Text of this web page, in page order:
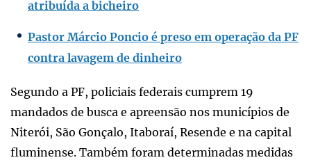
atribuída a bicheiro
Pastor Márcio Poncio é preso em operação da PF
contra lavagem de dinheiro
Segundo a PF, policiais federais cumprem 19
mandados de busca e apreensão nos municípios de
Niterói, São Gonçalo, Itaboraí, Resende e na capital
fluminense. Também foram determinadas medidas